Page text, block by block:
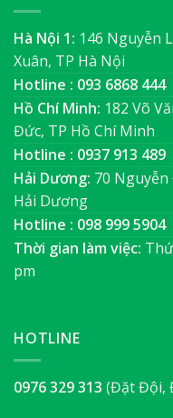
Hà Nội 1: 146 Nguyễn
Xuân, TP Hà Nội
Hotline : 093 6868 444
Hồ Chí Minh: 182 Võ
Đức, TP Hồ Chí Minh
Hotline : 0937 913 489
Hải Dương: 70 Nguyễn
Hải Dương
Hotline : 098 999 5904
Thời gian làm việc:
pm
HOTLINE
0976 329 313 (Đặt Đội,